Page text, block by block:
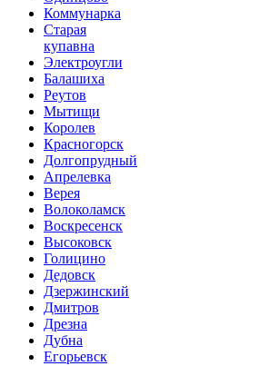
Коммунарка
Старая
купавна
Электроугли
Балашиха
Реутов
Мытищи
Королев
Красногорск
Долгопрудный
Апрелевка
Верея
Волоколамск
Воскресенск
Высоковск
Голицино
Дедовск
Дзержинский
Дмитров
Дрезна
Дубна
Егорьевск